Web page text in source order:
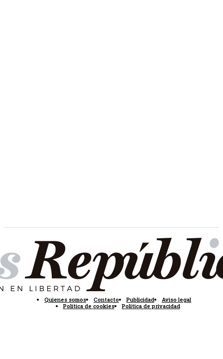
Quienes somos Contacto Publicidad
Aviso legal
Política de cookies
Política de privacidad